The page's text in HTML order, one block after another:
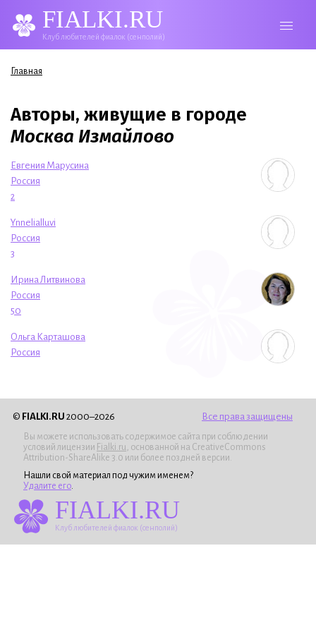
FIALKI.RU
Клуб любителей фиалок (сенполий)
Вы здесь
Главная
Авторы, живущие в городе
Москва Измайлово
Евгения Марусина
Россия
2
Ynnelialluvi
Россия
3
Ирина Литвинова
Россия
50
Ольга Карташова
Россия
© FIALKI.RU 2000–2026 Все права защищены
Вы можете использовать содержимое сайта при соблюдении
условий лицензии Fialki.ru , основанной на CreativeCommons
Attribution-ShareAlike 3.0 или более поздней версии.
Нашли свой материал под чужим именем?
Удалите его
FIALKI.RU
Клуб любителей фиалок (сенполий)